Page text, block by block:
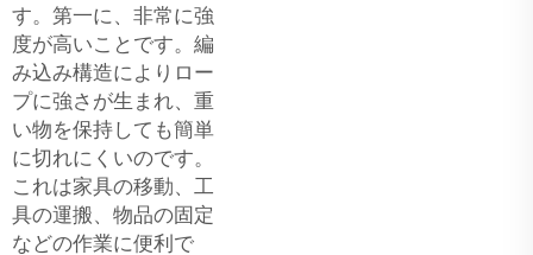
す。第一に、非常に強
度が高いことです。編
み込み構造によりロー
プに強さが生まれ、重
い物を保持しても簡単
に切れにくいのです。
これは家具の移動、工
具の運搬、物品の固定
などの作業に便利で